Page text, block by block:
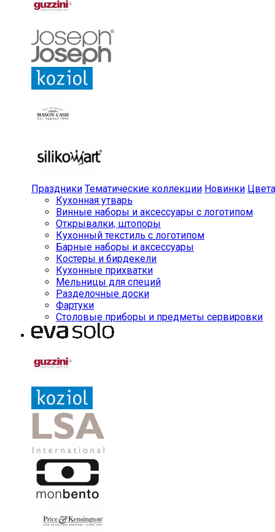
Праздники Тематические коллекции Новинки Цвета
Кухонная утварь
Винные наборы и аксессуары с логотипом
Открывалки, штопоры
Кухонный текстиль с логотипом
Барные наборы и аксессуары
Костеры и бирдекели
Кухонные прихватки
Мельницы для специй
Разделочные доски
Фартуки
Столовые приборы и предметы сервировки